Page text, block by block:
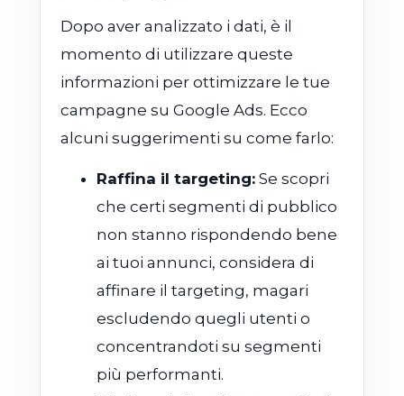
Dopo aver analizzato i dati, è il
momento di utilizzare queste
informazioni per ottimizzare le tue
campagne su Google Ads. Ecco
alcuni suggerimenti su come farlo:
Raffina il targeting: Se scopri
che certi segmenti di pubblico
non stanno rispondendo bene
ai tuoi annunci, considera di
affinare il targeting, magari
escludendo quegli utenti o
concentrandoti su segmenti
più performanti.